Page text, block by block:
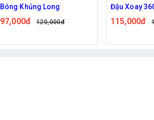
Bóng Khủng Long
97,000đ 120,000đ
Đậu Xoay
115,000đ